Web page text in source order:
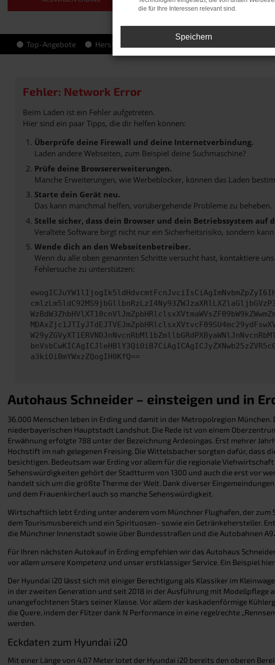
Top-Angebote Hersteller-Info
Fehler: Network Error
Beim Laden ist ein Fehler aufgetreten.
Hier sind ein paar Tipps, die dir helfen können:
Überprüfe deine Firewall und deine Internetverbindung.
Laden andere Webseiten, zum Beispiel deine Suchmaschine?
Prüfe deine Browsererweiterungen.
Manche Erweiterungen, wie Werbeblocker, können das Laden
Starte dein Gerät neu.
Das kann manchmal helfen, vorübergehende Probleme zu beheben.
Stelle sicher, dass dein Browser und dein Betriebssystem auf
Veraltete Software birgt nicht nur ein Sicherheitsrisiko, sondern
Wende dich an den Webseitenbetreiber.
Wenn du alle oben genannten Schritte versucht hast, kontaktiere
Fehlersuche zu unterstützen:
a3kiOiBmYWxzZQogIH0KfQ==
Autohaus Schneider – einsteigen und in
36.000 Menschen leben in Erding und damit in der Metropolregion
niederbayerischen Hauptstadt Landshut. Die Rede ist von einem
Erwähnung erfolgte 788 unter der Bezeichnung Ardeoingas. Erst mehrer
Hochstift im nah gelegenen Freising. Die Wittelsbacher sorgten dafür, dass
besichtigen. Bedeutsam war Erding vor allem für die regionale
Sehenswürdigkeiten gehört der Stadtturm von 1300 und auch die erst vor
handelt sich um die größte Therme der Welt. Dank diverser
und dem Frauenkircherl auch so manche Sehenswürdigkeit.
Wirtschaftlich lebt Erding unter anderem vom Münchner Flughafen, der
dem Tourismusbereich und ein Spirituosen- sowie ein Getränkehersteller.
die Münchner Innenstadt sowie über Bundesstraßen und die Autobahnen
Für Ihren nächsten Autokauf in Erding empfehlen wir das Autohaus
vor allem unsere Kompetenz und unser erstklassiger Service. Ein Beispiel
Der Hyundai i20 lässt sich mit einiger Berechtigung als Klassiker im
in der zweiten Generation und seit 2018 in der Ausführung mit Modellpflege
unangefochtenen Stars seiner Klasse. Vor allem der kaskadenförmige
die Quere, indem der Flitzer dank N Performance in eine regelrechte
werden.
Eckdaten zum Hyundai i20
Mit einer Länge von 4,07 Meter lotet der Hyundai i20 bereits den oberen
die für Ihre Interessen relevant sind.
Speichern